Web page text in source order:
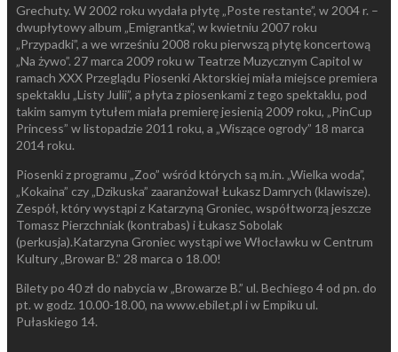
Grechuty. W 2002 roku wydała płytę „Poste restante”, w 2004 r. –
dwupłytowy album „Emigrantka”, w kwietniu 2007 roku
„Przypadki”, a we wrześniu 2008 roku pierwszą płytę koncertową
„Na żywo”. 27 marca 2009 roku w Teatrze Muzycznym Capitol w
ramach XXX Przeglądu Piosenki Aktorskiej miała miejsce premiera
spektaklu „Listy Julii”, a płyta z piosenkami z tego spektaklu, pod
takim samym tytułem miała premierę jesienią 2009 roku, „PinCup
Princess” w listopadzie 2011 roku, a „Wiszące ogrody” 18 marca
2014 roku.
Piosenki z programu „Zoo” wśród których są m.in. „Wielka woda”,
„Kokaina” czy „Dzikuska” zaaranżował Łukasz Damrych (klawisze).
Zespół, który wystąpi z Katarzyną Groniec, współtworzą jeszcze
Tomasz Pierzchniak (kontrabas) i Łukasz Sobolak
(perkusja).Katarzyna Groniec wystąpi we Włocławku w Centrum
Kultury „Browar B.” 28 marca o 18.00!
Bilety po 40 zł do nabycia w „Browarze B.” ul. Bechiego 4 od pn. do
pt. w godz. 10.00-18.00, na www.ebilet.pl i w Empiku ul.
Pułaskiego 14.